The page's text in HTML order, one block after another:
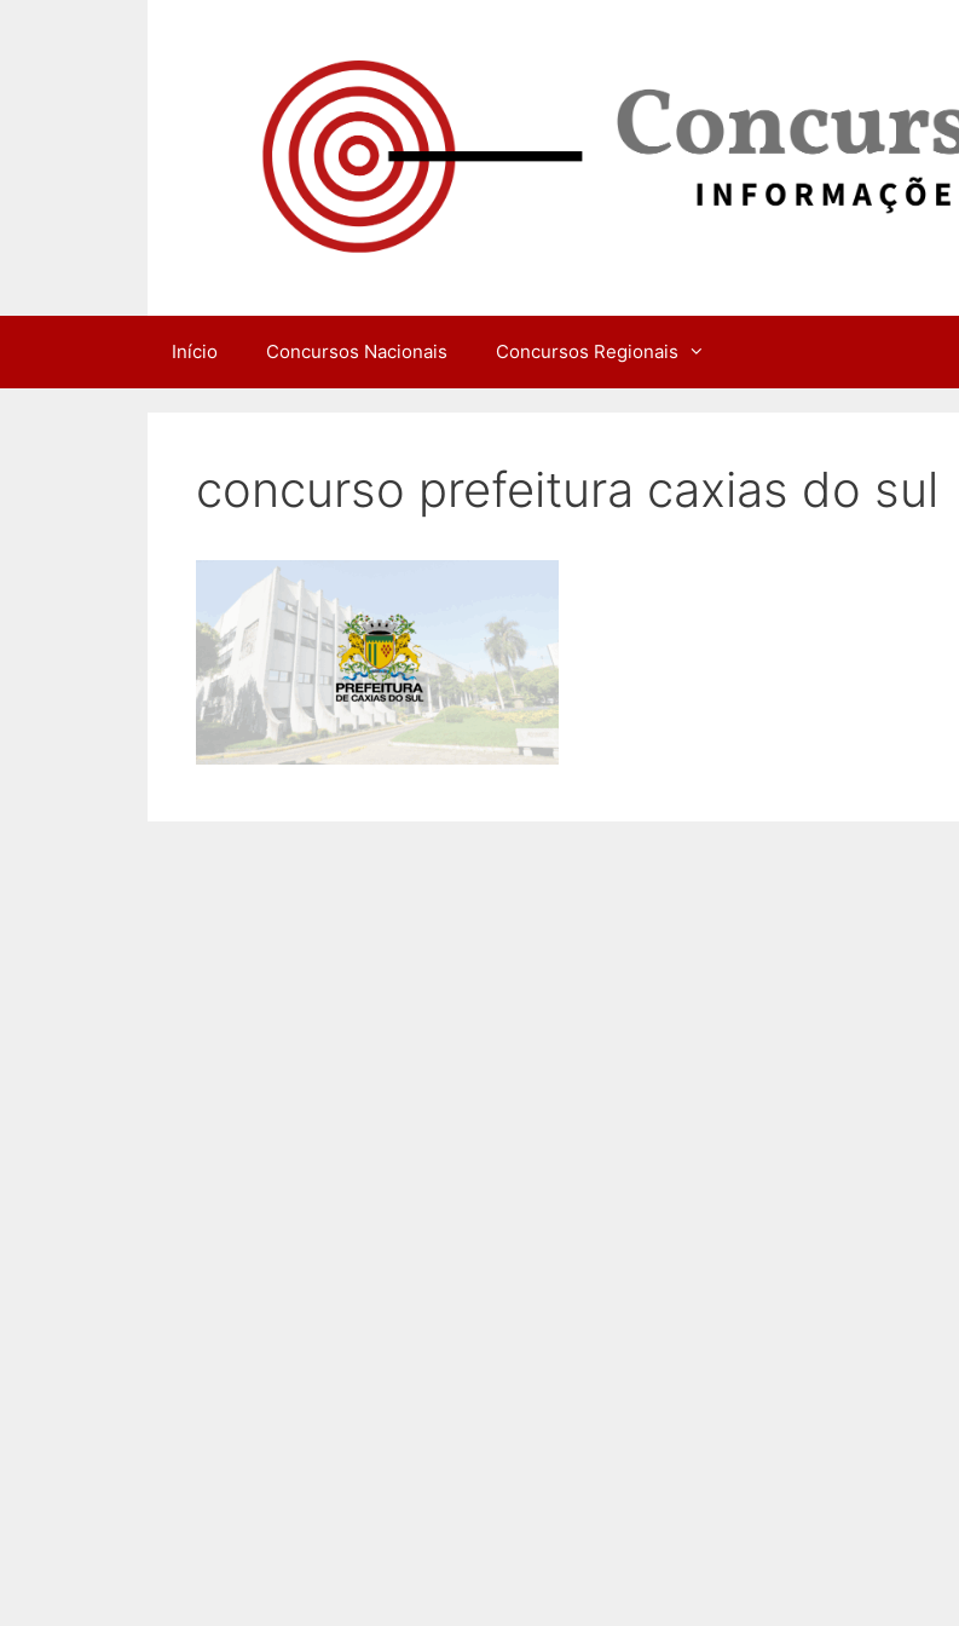
Início Concursos Nacionais Concursos Regionais
concurso prefeitura caxias do sul